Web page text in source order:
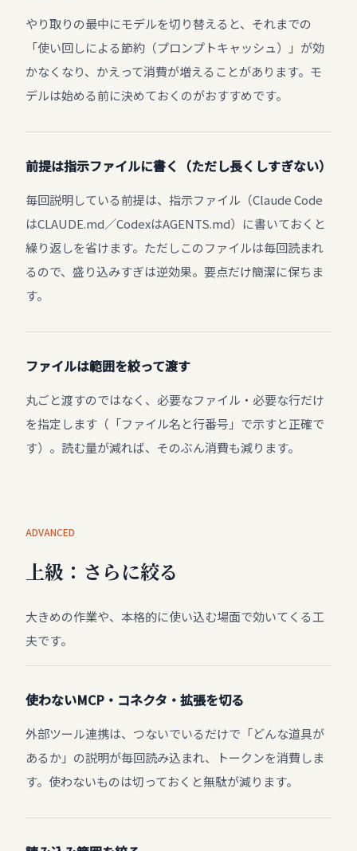
やり取りの最中にモデルを切り替えると、それまでの
「使い回しによる節約（プロンプトキャッシュ）」が効
かなくなり、かえって消費が増えることがあります。モ
デルは始める前に決めておくのがおすすめです。
前提は指示ファイルに書く（ただし長くしすぎない）
毎回説明している前提は、指示ファイル（Claude Code
はCLAUDE.md／CodexはAGENTS.md）に書いておくと
繰り返しを省けます。ただしこのファイルは毎回読まれ
るので、盛り込みすぎは逆効果。要点だけ簡潔に保ちま
す。
ファイルは範囲を絞って渡す
丸ごと渡すのではなく、必要なファイル・必要な行だけ
を指定します（「ファイル名と行番号」で示すと正確で
す）。読む量が減れば、そのぶん消費も減ります。
ADVANCED
上級：さらに絞る
大きめの作業や、本格的に使い込む場面で効いてくる工
夫です。
使わないMCP・コネクタ・拡張を切る
外部ツール連携は、つないでいるだけで「どんな道具が
あるか」の説明が毎回読み込まれ、トークンを消費しま
す。使わないものは切っておくと無駄が減ります。